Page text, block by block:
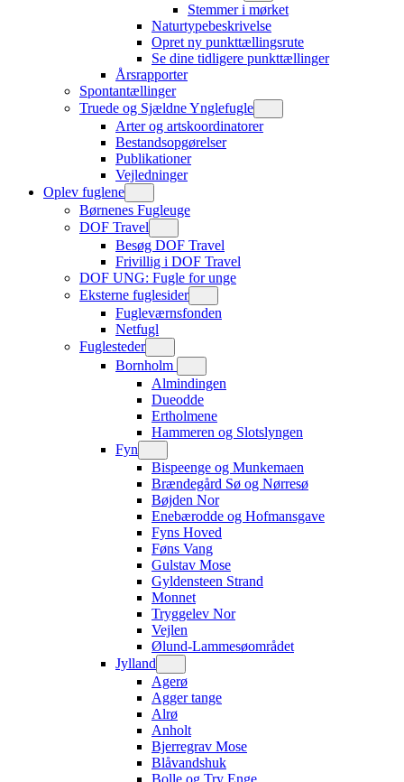
Stemmer i mørket
Naturtypebeskrivelse
Opret ny punkttællingsrute
Se dine tidligere punkttællinger
Årsrapporter
Spontantællinger
Truede og Sjældne Ynglefugle
Arter og artskoordinatorer
Bestandsopgørelser
Publikationer
Vejledninger
Oplev fuglene
Børnenes Fugleuge
DOF Travel
Besøg DOF Travel
Frivillig i DOF Travel
DOF UNG: Fugle for unge
Eksterne fuglesider
Fugleværnsfonden
Netfugl
Fuglesteder
Bornholm
Almindingen
Dueodde
Ertholmene
Hammeren og Slotslyngen
Fyn
Bispeenge og Munkemaen
Brændegård Sø og Nørresø
Bøjden Nor
Enebærodde og Hofmansgave
Fyns Hoved
Føns Vang
Gulstav Mose
Gyldensteen Strand
Monnet
Tryggelev Nor
Vejlen
Ølund-Lammesøområdet
Jylland
Agerø
Agger tange
Alrø
Anholt
Bjerregrav Mose
Blåvandshuk
Bolle og Try Enge